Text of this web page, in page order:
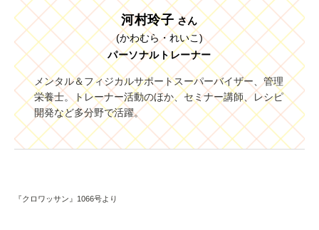
河村玲子 さん
(かわむら・れいこ)
パーソナルトレーナー
メンタル＆フィジカルサポートスーパーバイザー、管理
栄養士。トレーナー活動のほか、セミナー講師、レシピ
開発など多分野で活躍。
『クロワッサン』1066号より